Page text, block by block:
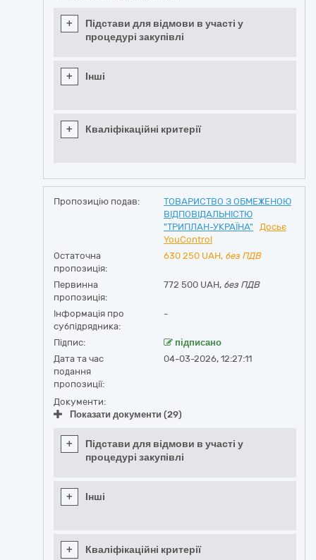
+
Підстави для відмови в участі у
процедурі закупівлі
+ Інші
+ Кваліфікаційні критерії
Пропозицію подав:
ТОВАРИСТВО З ОБМЕЖЕНОЮ
ВІДПОВІДАЛЬНІСТЮ
"ТРИПЛАН-УКРАЇНА"
Досьє
YouControl
Остаточна
пропозиція:
630 250 UAH, без ПДВ
Первинна
пропозиція:
772 500 UAH, без ПДВ
Інформація про
субпідрядника:
-
Підпис:
підписано
Дата та час
подання
пропозиції:
04-03-2026, 12:27:11
Документи:
Показати документи (29)
+
Підстави для відмови в участі у
процедурі закупівлі
+ Інші
+ Кваліфікаційні критерії